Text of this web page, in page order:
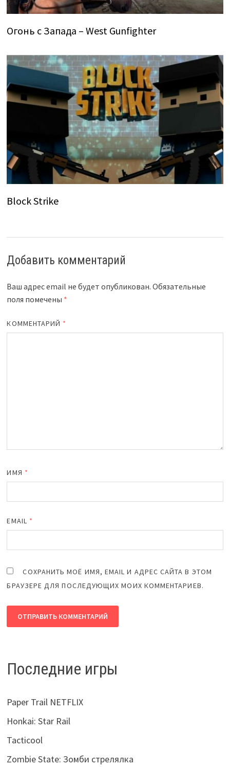
Огонь с Запада – West Gunfighter
Block Strike
Добавить комментарий
Ваш адрес email не будет опубликован. Обязательные
поля помечены *
КОММЕНТАРИЙ *
ИМЯ *
EMAIL *
СОХРАНИТЬ МОЁ ИМЯ, EMAIL И АДРЕС САЙТА В ЭТОМ
БРАУЗЕРЕ ДЛЯ ПОСЛЕДУЮЩИХ МОИХ КОММЕНТАРИЕВ.
Последние игры
Paper Trail NETFLIX
Honkai: Star Rail
Tacticool
Zombie State: Зомби стрелялка